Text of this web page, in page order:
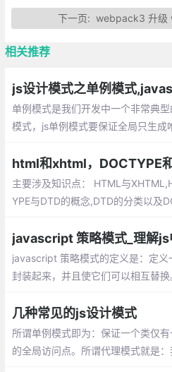
下一页:webpack3 升级
相关推荐
单例模式是我们开发中一个非常典
模式，js单例模式要保证全局只生成
不同于静态类，我们可以延迟单例
始化，通常这种情况发生在我们需
载创建单例的依赖。
主要涉及知识点： HTML与
YPE与DTD的概念,DTD的分类以及
andard Mode）和兼容模式（
javascript 策略模式_理解js
javascript 策略模式的定义是：定
封装起来，并且使它们可以相互替
闭原则，使代码更容易理解和扩展
几种常见的js设计模式
所谓单例模式即为：保证一个类仅
的全局访问点。所谓代理模式就是